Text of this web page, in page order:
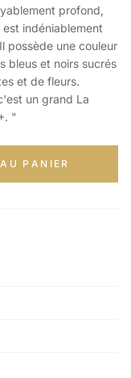
profond,
indéniablement
possède une couleur
bleus et noirs sucrés
et de fleurs.
un grand La
"
PANIER